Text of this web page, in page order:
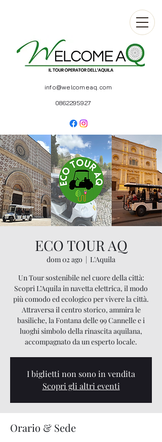
info@welcomeaq.com
0862295927
ECO TOUR AQ
dom 02 ago
  |
L'Aquila
Un Tour sostenibile nel cuore della città:
Scopri L’Aquila in navetta elettrica, il modo
più comodo ed ecologico per vivere la città.
Attraversa il centro storico, ammira le
basiliche, la Fontana delle 99 Cannelle e i
luoghi simbolo della rinascita aquilana,
accompagnato da un esperto locale.
I biglietti non sono in vendita
Scopri gli altri eventi
Orario & Sede